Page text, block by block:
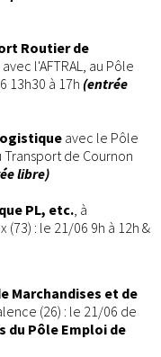
Routier de
avec l'AFTRAL, au Pôle
13h30 à 17h (entrée
avec le Pôle
Transport de Cournon
libre)
PL, etc. , à
(73) : le 21/06 9h à 12h &
Marchandises et de
(26) : le 21/06 de
du Pôle Emploi de